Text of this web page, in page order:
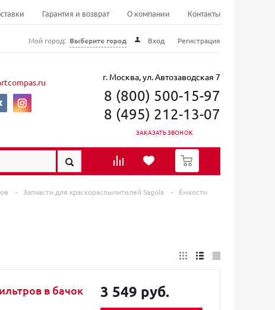
Гарантия и возврат О компании Контакты
Мой город: Выберите город Вход Регистрация
г. Москва, ул. Автозаводская 7
8 (800) 500-15-97
8 (495) 212-13-07
ЗАКАЗАТЬ ЗВОНОК
0
- Запчасти для краскораспылителей Sagola -
Ёмкости
3 549 руб.